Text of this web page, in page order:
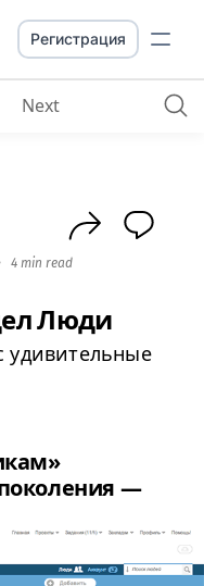
Регистрация
Next
4 min read
Люди
удивительные
—